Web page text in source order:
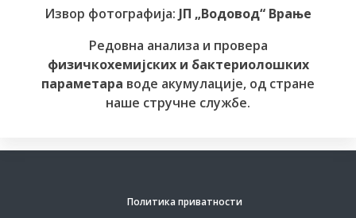
Извор фотографија: ЈП „Водовод“ Врање
Редовна анализа и провера
физичкохемијских и бактериолошких
параметара воде акумулације, од стране
наше стручне службе.
Политика приватности